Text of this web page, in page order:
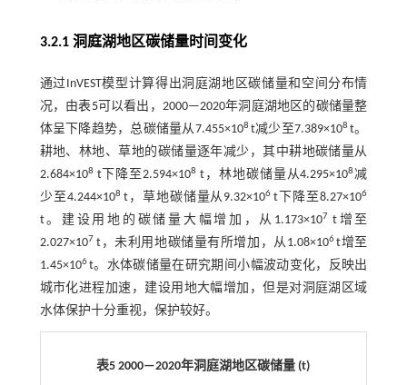
3.2.1 洞庭湖地区碳储量时间变化
通过InVEST模型计算得出洞庭湖地区碳储量和空间分布情
况，由表5可以看出，2000—2020年洞庭湖地区的碳储量整
体呈下降趋势，总碳储量从7.455×108 t减少至7.389×108t。
耕地、林地、草地的碳储量逐年减少，其中耕地碳储量从
2.684×108 t下降至2.594×108 t，林地碳储量从4.295×108减
少至4.244×108 t，草地碳储量从9.32×106t下降至8.27×106
t。建设用地的碳储量大幅增加，从1.173×107 t增至
2.027×107 t，未利用地碳储量有所增加，从1.08×106t增至
1.45×106t。水体碳储量在研究期间小幅波动变化，反映出
城市化进程加速，建设用地大幅增加，但是对洞庭湖区域
水体保护十分重视，保护较好。
表5 2000—2020年洞庭湖地区碳储量 (t)